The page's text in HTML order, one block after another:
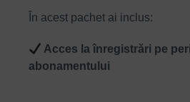
În acest pachet ai inclus:
Acces la înregistrări pe
abonamentului